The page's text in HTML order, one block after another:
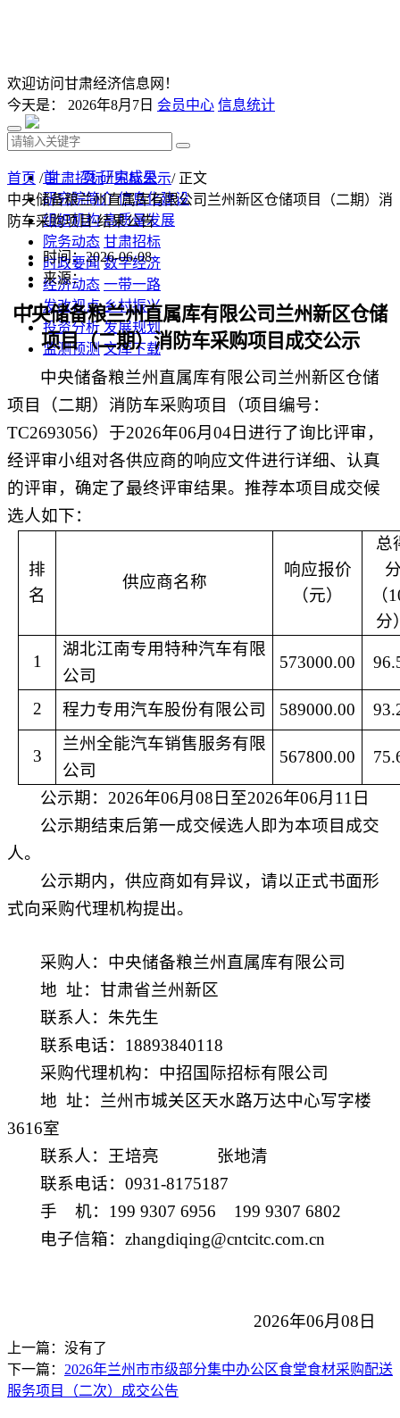
欢迎访问甘肃经济信息网！
今天是： 2026年8月7日 会员中心 信息统计
首 页 研究成果
研究院简介 信息化建设
组织机构 高质量发展
院务动态 甘肃招标
时政要闻 数字经济
经济动态 一带一路
发改视点 乡村振兴
投资分析 发展规划
监测预测 文库下载
首页 /甘肃招标/中标公示/ 正文
中央储备粮兰州直属库有限公司兰州新区仓储项目（二期）消
防车采购项目-结果公告
时间：2026-06-08
来源：
中央储备粮兰州直属库有限公司兰州新区仓储
项目（二期）消防车采购项目成交公示
中央储备粮兰州直属库有限公司兰州新区仓储
项目（二期）消防车采购项目（项目编号：
TC2693056）于2026年06月 04日进行了询比评审，
经评审小组对各供应商的响应文件进行详细、认真
的评审，确定了最终评审结果。推荐本项目成交候
选人如下：
排
名
供应商名称
响应报价
（元）
总
（
分
1
湖北江南专用特种汽车有限
公司
573000.00
2 程力专用汽车股份有限公司 589000.00
3
兰州全能汽车销售服务有限
公司
567800.00
公示期：2026年06月08 日至2026年06月 11 日
公示期结束后第一成交候选人即为本项目成交
人。
公示期内，供应商如有异议，请以正式书面形
式向采购代理机构提出。
采购人：中央储备粮兰州直属库有限公司
地 址：甘肃省兰州新区
联系人：朱先生
联系电话： 18893840118
采购代理机构：中招国际招标有限公司
地 址：兰州市城关区天水路万达中心写字楼
3616室
联系人：王培亮
张地清
联系电话：0931-8175187
手
机： 199 9307 6956
199 9307 6802
电子信箱：zhangdiqing@cntcitc.com.cn
2026年06月08 日
上一篇：没有了
下一篇： 2026年兰州市市级部分集中办公区食堂食材采购配送
服务项目（二次）成交公告